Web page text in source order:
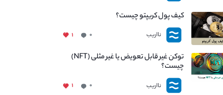
کیف پول کریپتو چیست؟
نااریب ۰ ۱
توکن غیر قابل تعویض یا غیر مثلی (NFT)
چیست؟
نااریب ۰ ۱